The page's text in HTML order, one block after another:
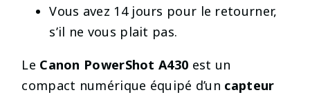
Vous avez 14 jours pour le retourner,
s’il ne vous plait pas.
Le Canon PowerShot A430 est un
compact numérique équipé d’un capteur